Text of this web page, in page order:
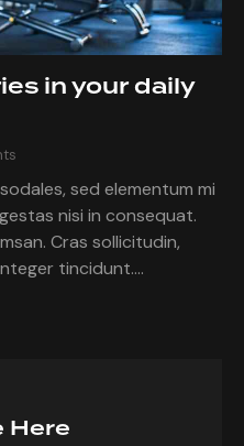
in your daily
sed elementum mi
nisi in consequat.
Cras sollicitudin,
tincidunt.…
Here